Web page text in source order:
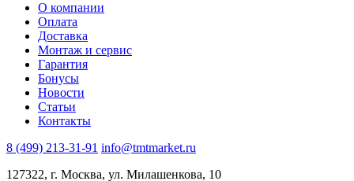
О компании
Оплата
Доставка
Монтаж и сервис
Гарантия
Бонусы
Новости
Статьи
Контакты
8 (499) 213-31-91 info@tmtmarket.ru
127322, г. Москва, ул. Милашенкова, 10